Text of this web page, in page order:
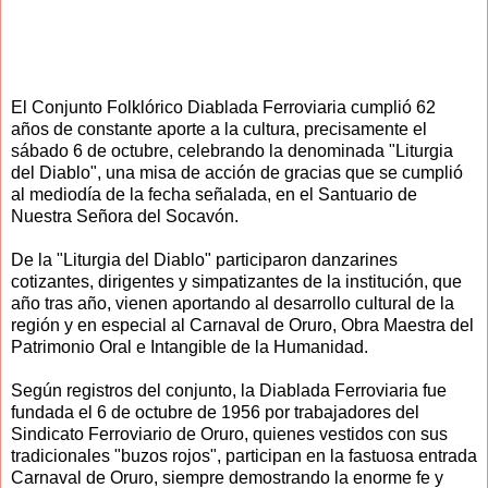
El Conjunto Folklórico Diablada Ferroviaria cumplió 62
años de constante aporte a la cultura, precisamente el
sábado 6 de octubre, celebrando la denominada "Liturgia
del Diablo", una misa de acción de gracias que se cumplió
al mediodía de la fecha señalada, en el Santuario de
Nuestra Señora del Socavón.
De la "Liturgia del Diablo" participaron danzarines
cotizantes, dirigentes y simpatizantes de la institución, que
año tras año, vienen aportando al desarrollo cultural de la
región y en especial al Carnaval de Oruro, Obra Maestra del
Patrimonio Oral e Intangible de la Humanidad.
Según registros del conjunto, la Diablada Ferroviaria fue
fundada el 6 de octubre de 1956 por trabajadores del
Sindicato Ferroviario de Oruro, quienes vestidos con sus
tradicionales "buzos rojos", participan en la fastuosa entrada
Carnaval de Oruro, siempre demostrando la enorme fe y